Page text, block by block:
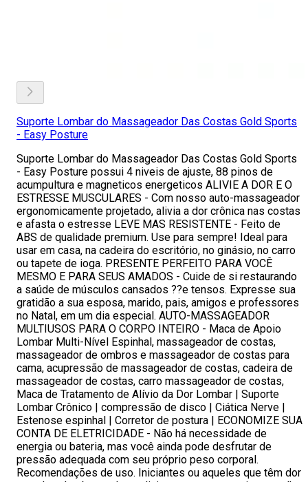
Suporte Lombar do Massageador Das Costas Gold Sports
- Easy Posture
Suporte Lombar do Massageador Das Costas Gold Sports
- Easy Posture possui 4 niveis de ajuste, 88 pinos de
acumpultura e magneticos energeticos ALIVIE A DOR E O
ESTRESSE MUSCULARES - Com nosso auto-massageador
ergonomicamente projetado, alivia a dor crônica nas costas
e afasta o estresse LEVE MAS RESISTENTE - Feito de
ABS de qualidade premium. Use para sempre! Ideal para
usar em casa, na cadeira do escritório, no ginásio, no carro
ou tapete de ioga. PRESENTE PERFEITO PARA VOCÊ
MESMO E PARA SEUS AMADOS - Cuide de si restaurando
a saúde de músculos cansados ??e tensos. Expresse sua
gratidão a sua esposa, marido, pais, amigos e professores
no Natal, em um dia especial. AUTO-MASSAGEADOR
MULTIUSOS PARA O CORPO INTEIRO - Maca de Apoio
Lombar Multi-Nível Espinhal, massageador de costas,
massageador de ombros e massageador de costas para
cama, acupressão de massageador de costas, cadeira de
massageador de costas, carro massageador de costas,
Maca de Tratamento de Alívio da Dor Lombar | Suporte
Lombar Crônico | compressão de disco | Ciática Nerve |
Estenose espinhal | Corretor de postura | ECONOMIZE SUA
CONTA DE ELETRICIDADE - Não há necessidade de
energia ou bateria, mas você ainda pode desfrutar de
pressão adequada com seu próprio peso corporal.
Recomendações de uso. Iniciantes ou aqueles que têm dor